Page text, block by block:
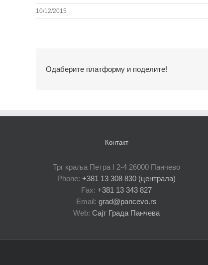
10/12/2015
Одаберите платформу и поделите!
Контакт
Трг краља Петра I 2-4 26000 Панчево
Phone: +381 13 308 830 (централа)
Fax: +381 13 343 827
Email: grad@pancevo.rs
Web: Сајт Града Панчева